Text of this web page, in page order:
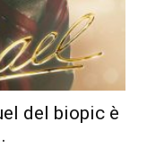
del biopic è